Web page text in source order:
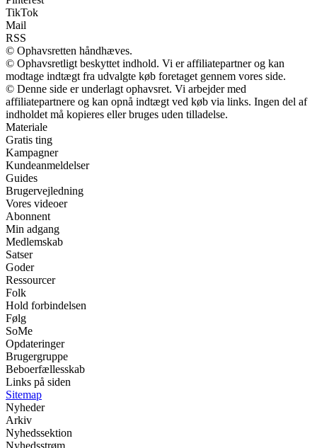
TikTok
Mail
RSS
© Ophavsretten håndhæves.
© Ophavsretligt beskyttet indhold. Vi er affiliatepartner og kan
modtage indtægt fra udvalgte køb foretaget gennem vores side.
© Denne side er underlagt ophavsret. Vi arbejder med
affiliatepartnere og kan opnå indtægt ved køb via links. Ingen del af
indholdet må kopieres eller bruges uden tilladelse.
Materiale
Gratis ting
Kampagner
Kundeanmeldelser
Guides
Brugervejledning
Vores videoer
Abonnent
Min adgang
Medlemskab
Satser
Goder
Ressourcer
Folk
Hold forbindelsen
Følg
SoMe
Opdateringer
Brugergruppe
Beboerfællesskab
Links på siden
Sitemap
Nyheder
Arkiv
Nyhedssektion
Nyhedsstrøm